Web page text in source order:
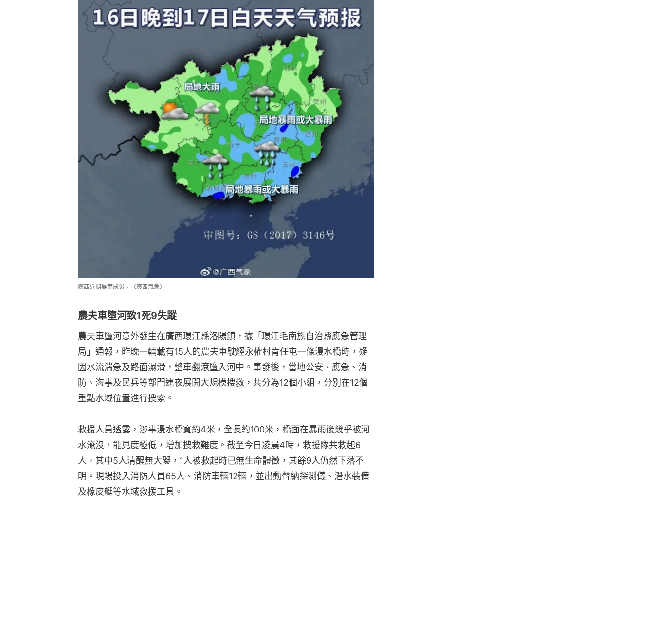
廣西近期暴雨成災。（廣西氣象）
農夫車墮河致1死9失蹤
農夫車墮河意外發生在廣西環江縣洛陽鎮，據「環江毛南族自治縣應急管理
局」通報，昨晚一輛載有15人的農夫車駛經永權村肯任屯一條漫水橋時，疑
因水流湍急及路面濕滑，整車翻滾墮入河中。事發後，當地公安、應急、消
防、海事及民兵等部門連夜展開大規模搜救，共分為12個小組，分別在12個
重點水域位置進行搜索。
救援人員透露，涉事漫水橋寬約4米，全長約100米，橋面在暴雨後幾乎被河
水淹沒，能見度極低，增加搜救難度。截至今日凌晨4時，救援隊共救起6
人，其中5人清醒無大礙，1人被救起時已無生命體徵，其餘9人仍然下落不
明。現場投入消防人員65人、消防車輛12輛，並出動聲納探測儀、潛水裝備
及橡皮艇等水域救援工具。